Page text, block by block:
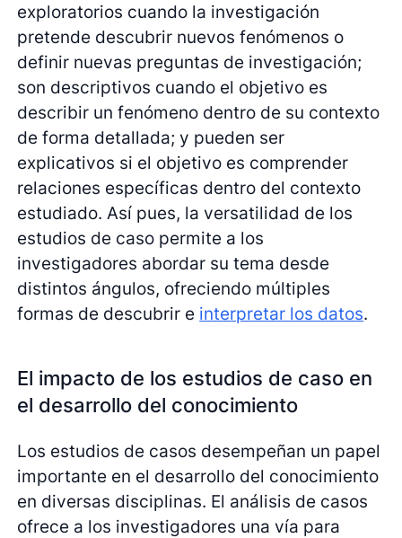
exploratorios cuando la investigación
pretende descubrir nuevos fenómenos o
definir nuevas preguntas de investigación;
son descriptivos cuando el objetivo es
describir un fenómeno dentro de su contexto
de forma detallada; y pueden ser
explicativos si el objetivo es comprender
relaciones específicas dentro del contexto
estudiado. Así pues, la versatilidad de los
estudios de caso permite a los
investigadores abordar su tema desde
distintos ángulos, ofreciendo múltiples
formas de descubrir e interpretar los datos.
El impacto de los estudios de caso en
el desarrollo del conocimiento
Los estudios de casos desempeñan un papel
importante en el desarrollo del conocimiento
en diversas disciplinas. El análisis de casos
ofrece a los investigadores una vía para